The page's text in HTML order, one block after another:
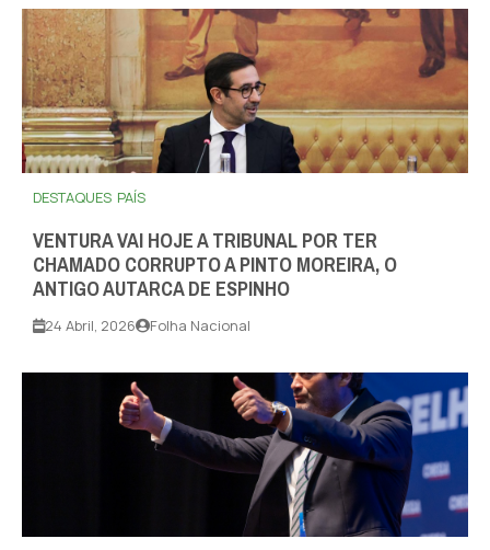
DESTAQUES PAÍS
VENTURA VAI HOJE A TRIBUNAL POR TER
CHAMADO CORRUPTO A PINTO MOREIRA, O
ANTIGO AUTARCA DE ESPINHO
24 Abril, 2026 Folha Nacional